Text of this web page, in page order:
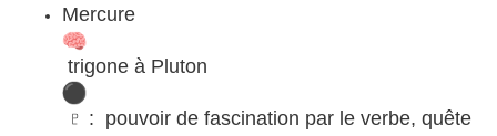
Mercure
trigone à Pluton
♇ : pouvoir de fascination par le verbe, quête